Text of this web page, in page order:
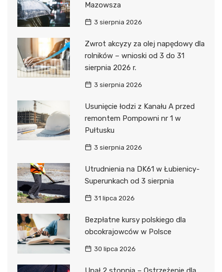
Mazowsza
3 sierpnia 2026
Zwrot akcyzy za olej napędowy dla
rolników – wnioski od 3 do 31
sierpnia 2026 r.
3 sierpnia 2026
Usunięcie łodzi z Kanału A przed
remontem Pompowni nr 1 w
Pułtusku
3 sierpnia 2026
Utrudnienia na DK61 w Łubienicy-
Superunkach od 3 sierpnia
31 lipca 2026
Bezpłatne kursy polskiego dla
obcokrajowców w Polsce
30 lipca 2026